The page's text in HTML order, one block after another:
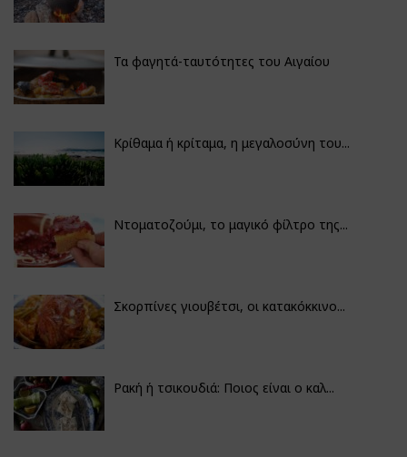
Τα φαγητά-ταυτότητες του Αιγαίου
Κρίθαμα ή κρίταμα, η μεγαλοσύνη του...
Ντοματοζούμι, το μαγικό φίλτρο της...
Σκορπίνες γιουβέτσι, οι κατακόκκινο...
Ρακή ή τσικουδιά: Ποιος είναι ο καλ...